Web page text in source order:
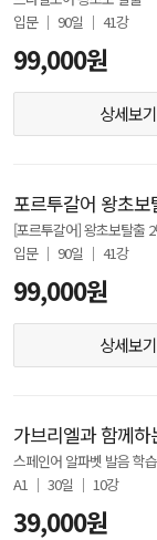
입문 │ 90일 │ 41강
99,000원
상세보기
포르투갈어 왕초
[포르투갈어] 왕초보탈출
입문 │ 90일 │ 41강
99,000원
상세보기
가브리엘과 함께하
스페인어 알파벳 발음 학
A1 │ 30일 │ 10강
39,000원